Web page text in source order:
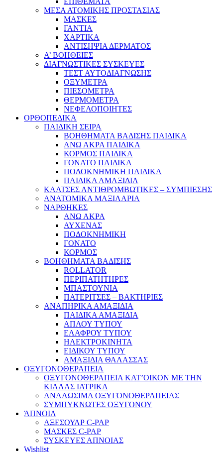
ΜΕΣΑ ΑΤΟΜΙΚΗΣ ΠΡΟΣΤΑΣΙΑΣ
ΜΑΣΚΕΣ
ΓΑΝΤΙΑ
ΧΑΡΤΙΚΑ
ΑΝΤΙΣΗΨΙΑ ΔΕΡΜΑΤΟΣ
Α’ ΒΟΗΘΕΙΕΣ
ΔΙΑΓΝΩΣΤΙΚΕΣ ΣΥΣΚΕΥΕΣ
ΤΕΣΤ ΑΥΤΟΔΙΑΓΝΩΣΗΣ
ΟΞΥΜΕΤΡΑ
ΠΙΕΣΟΜΕΤΡΑ
ΘΕΡΜΟΜΕΤΡΑ
ΝΕΦΕΛΟΠΟΙΗΤΕΣ
ΟΡΘΟΠΕΔΙΚΑ
ΠΑΙΔΙΚΗ ΣΕΙΡΑ
ΒΟΗΘΗΜΑΤΑ ΒΑΔΙΣΗΣ ΠΑΙΔΙΚΑ
ΑΝΩ ΑΚΡΑ ΠΑΙΔΙΚΑ
ΚΟΡΜΟΣ ΠΑΙΔΙΚΑ
ΓΟΝΑΤΟ ΠΑΙΔΙΚΑ
ΠΟΔΟΚΝΗΜΙΚΗ ΠΑΙΔΙΚΑ
ΠΑΙΔΙΚΑ ΑΜΑΞΙΔΙΑ
ΚΑΛΤΣΕΣ ΑΝΤΙΘΡΟΜΒΩΤΙΚΕΣ – ΣΥΜΠΙΕΣΗΣ
ΑΝΑΤΟΜΙΚΑ ΜΑΞΙΛΑΡΙΑ
ΝΑΡΘΗΚΕΣ
ΑΝΩ ΑΚΡΑ
ΑΥΧΕΝΑΣ
ΠΟΔΟΚΝΗΜΙΚΗ
ΓΟΝΑΤΟ
ΚΟΡΜΟΣ
ΒΟΗΘΗΜΑΤΑ ΒΑΔΙΣΗΣ
ROLLATOR
ΠΕΡΙΠΑΤΗΤΗΡΕΣ
ΜΠΑΣΤΟΥΝΙΑ
ΠΑΤΕΡΙΤΣΕΣ – ΒΑΚΤΗΡΙΕΣ
ΑΝΑΠΗΡΙΚΑ ΑΜΑΞΙΔΙΑ
ΠΑΙΔΙΚΑ ΑΜΑΞΙΔΙΑ
ΑΠΛΟΥ ΤΥΠΟΥ
ΕΛΑΦΡΟΥ ΤΥΠΟΥ
ΗΛΕΚΤΡΟΚΙΝΗΤΑ
ΕΙΔΙΚΟΥ ΤΥΠΟΥ
ΑΜΑΞΙΔΙΑ ΘΑΛΑΣΣΑΣ
ΟΞΥΓΟΝΟΘΕΡΑΠΕΙΑ
ΟΞΥΓΟΝΟΘΕΡΑΠΕΙΑ ΚΑΤ’ΟΙΚΟΝ ΜΕ ΤΗΝ
ΚΙΑΛΑΣ ΙΑΤΡΙΚΑ
ΑΝΑΛΩΣΙΜΑ ΟΞΥΓΟΝΟΘΕΡΑΠΕΙΑΣ
ΣΥΜΠΥΚΝΩΤΕΣ ΟΞΥΓΟΝΟΥ
ΆΠΝΟΙΑ
ΑΞΕΣΟΥΑΡ C-PAP
ΜΑΣΚΕΣ C-PAP
ΣΥΣΚΕΥΕΣ ΑΠΝΟΙΑΣ
Wishlist